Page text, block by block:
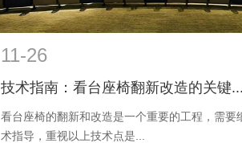
11-26
技术指南：看台座椅翻新改造的关键...
看台座椅的翻新和改造是一个重要的工程，需要
术指导，重视以上技术点是...